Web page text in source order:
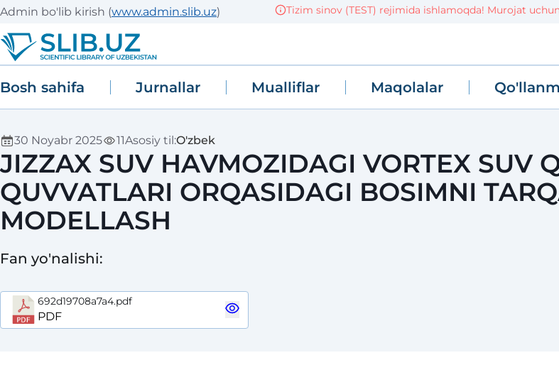
Admin bo'lib kirish (www.admin.slib.uz) Tizim sinov (TEST) rejimida ishlamoqda! Murojat uchun
Bosh sahifa Jurnallar Mualliflar Maqolalar
30 Noyabr 2025 11Asosiy til:O'zbek
JIZZAX SUV HAVMOZIDAGI VORTEX SUV
QUVVATLARI ORQASIDAGI BOSIMNI
MODELLASH
Fan yo'nalishi:
692d19708a7a4.pdf
PDF